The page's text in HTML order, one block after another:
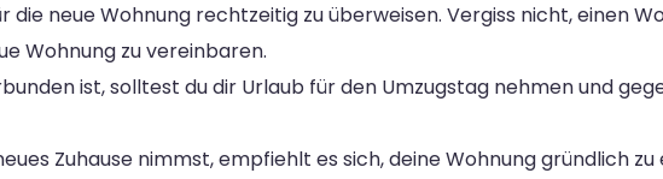
die neue Wohnung rechtzeitig zu überweisen. Vergiss nicht, einen
Wohnung zu vereinbaren.
ist, solltest du dir Urlaub für den Umzugstag nehmen und
Zuhause nimmst, empfiehlt es sich, deine Wohnung gründlich